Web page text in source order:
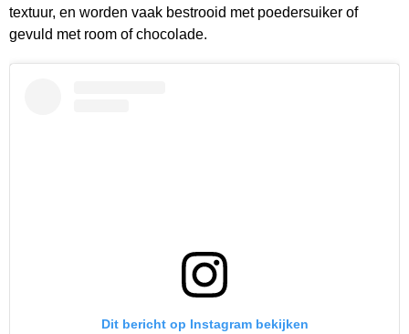
textuur, en worden vaak bestrooid met poedersuiker of
gevuld met room of chocolade.
Dit bericht op Instagram bekijken